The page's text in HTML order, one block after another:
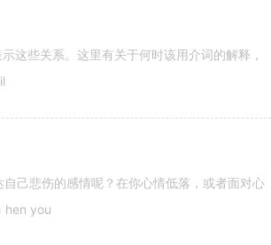
这些关系。这里有关于何时该用介词的解释，
己悲伤的感情呢？在你心情低落，或者面对心
hen you